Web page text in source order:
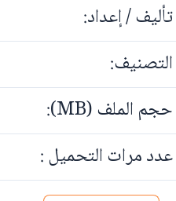
تأليف / إعداد:
التصنيف:
حجم الملف (MB):
عدد مرات التحميل :